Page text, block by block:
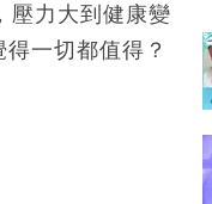
壓力大到健康變
一切都值得？